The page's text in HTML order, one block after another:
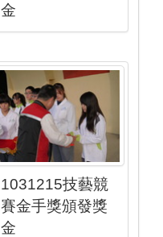
金
1031215技藝競
賽金手獎頒發獎
金